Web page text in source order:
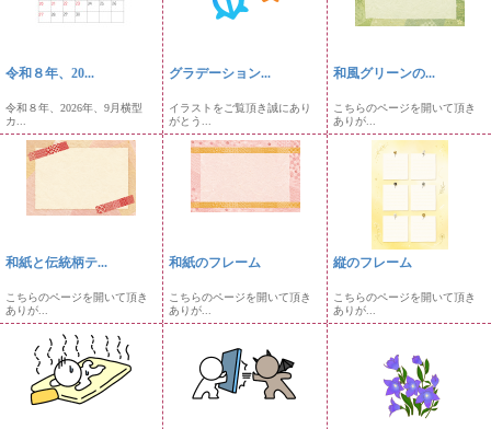
令和８年、20...
令和８年、2026年、9月横型
カ...
グラデーション...
イラストをご覧頂き誠にあり
がとう...
和風グリーンの...
こちらのページを開いて頂き
ありが...
和紙と伝統柄テ...
こちらのページを開いて頂き
ありが...
和紙のフレーム
こちらのページを開いて頂き
ありが...
縦のフレーム
こちらのページを開いて頂き
ありが...